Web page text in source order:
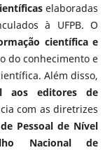
elaboradas
à UFPB. O
científica e
do conhecimento e
Além disso,
aos editores de
com as diretrizes
Pessoal de Nível
Nacional de